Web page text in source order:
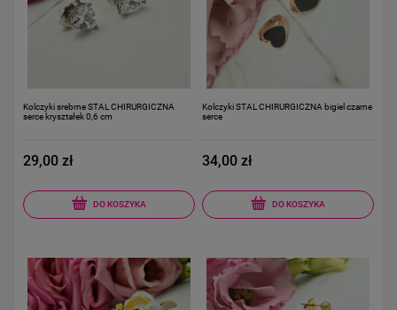
Kolczyki srebrne STAL CHIRURGICZNA
serce kryształek 0,6 cm
29,00 zł
DO KOSZYKA
Kolczyki STAL CHIRURGICZNA bigiel czarne
serce
34,00 zł
DO KOSZYKA